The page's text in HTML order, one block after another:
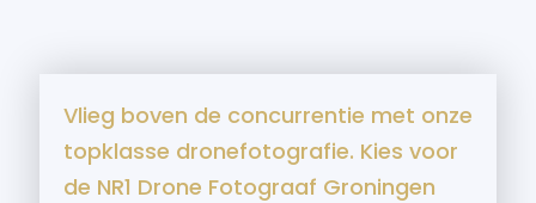
Vlieg boven de concurrentie met onze
topklasse dronefotografie. Kies voor
de NR1 Drone Fotograaf Groningen